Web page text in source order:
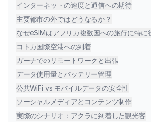
インターネットの速度と通信への期待
主要都市の外ではどうなるか？
なぜeSIMはアフリカ複数国への旅行に特に
コトカ国際空港への到着
ガーナでのリモートワークと出張
データ使用量とバッテリー管理
公共WiFi vs モバイルデータの安全性
ソーシャルメディアとコンテンツ制作
実際のシナリオ：アクラに到着した観光客